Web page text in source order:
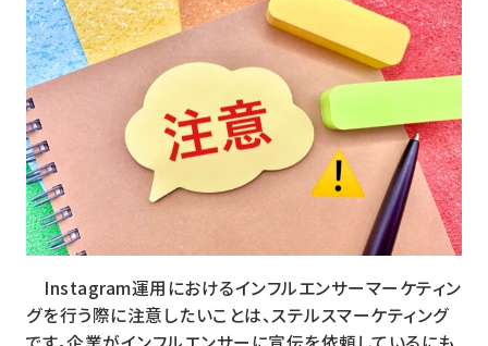
Instagram運用におけるインフルエンサーマーケティン
グを行う際に注意したいことは、ステルスマーケティング